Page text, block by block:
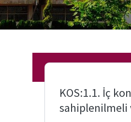
SHY-
66
Nedir?
KOS:1.1. İç
sahiplenilmeli